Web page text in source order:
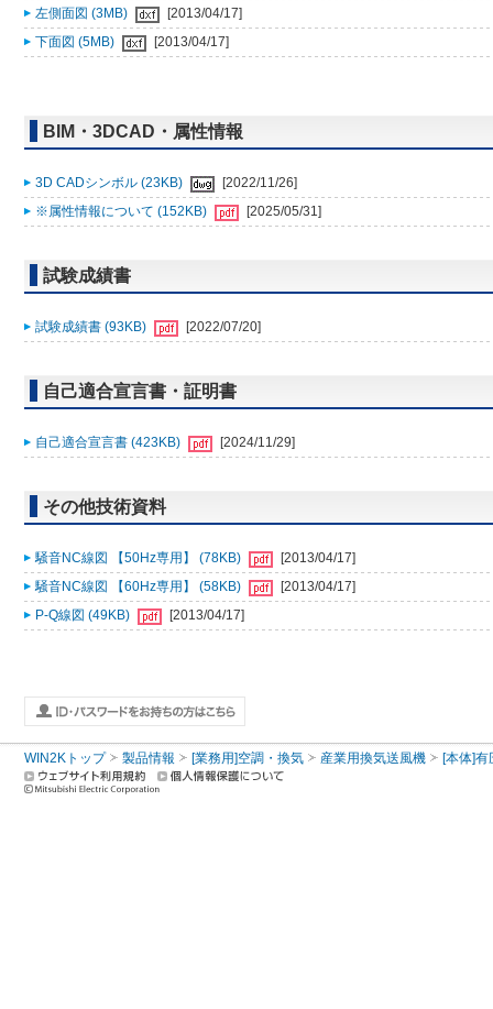
左側面図 (3MB)
[2013/04/17]
下面図 (5MB)
[2013/04/17]
BIM・3DCAD・属性情報
3D CADシンボル (23KB)
[2022/11/26]
※属性情報について (152KB)
[2025/05/31]
試験成績書
試験成績書 (93KB) [2022/07/20]
自己適合宣言書・証明書
自己適合宣言書 (423KB) [2024/11/29]
その他技術資料
騒音NC線図 【50Hz専用】 (78KB)
[2013/04/17]
騒音NC線図 【60Hz専用】 (58KB)
[2013/04/17]
P-Q線図 (49KB)
[2013/04/17]
WIN2Kトップ 製品情報 [業務用]空調・換気 産業用換気送風機 [本体]有